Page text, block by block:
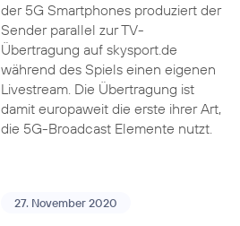
der 5G Smartphones produziert der
Sender parallel zur TV-
Übertragung auf skysport.de
während des Spiels einen eigenen
Livestream. Die Übertragung ist
damit europaweit die erste ihrer Art,
die 5G-Broadcast Elemente nutzt.
27. November 2020